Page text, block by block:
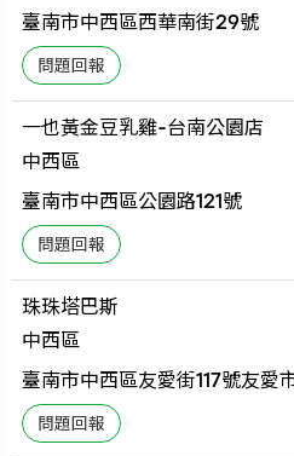
臺南市中西區西華南街29號
一也黃金豆乳雞-台南公園店
中西區
臺南市中西區公園路121號
珠珠塔巴斯
中西區
臺南市中西區友愛街117號友愛